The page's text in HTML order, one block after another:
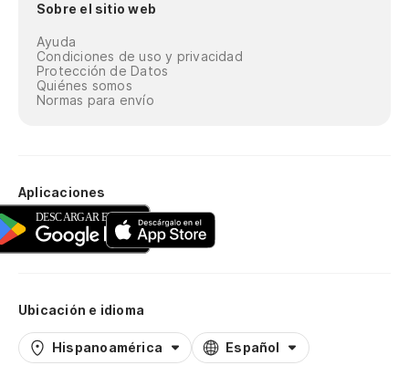
Sobre el sitio web
Ayuda
Condiciones de uso y privacidad
Protección de Datos
Quiénes somos
Normas para envío
Aplicaciones
Ubicación e idioma
Hispanoamérica Español